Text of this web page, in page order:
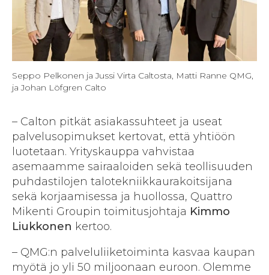
Seppo Pelkonen ja Jussi Virta Caltosta, Matti Ranne QMG,
ja Johan Löfgren Calto
– Calton pitkät asiakassuhteet ja useat
palvelusopimukset kertovat, että yhtiöön
luotetaan. Yrityskauppa vahvistaa
asemaamme sairaaloiden sekä teollisuuden
puhdastilojen talotekniikkaurakoitsijana
sekä korjaamisessa ja huollossa, Quattro
Mikenti Groupin toimitusjohtaja Kimmo
Liukkonen kertoo.
– QMG:n palveluliiketoiminta kasvaa kaupan
myötä jo yli 50 miljoonaan euroon. Olemme